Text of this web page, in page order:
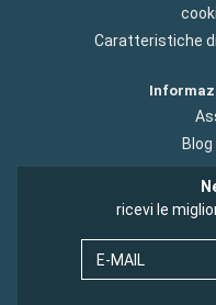
Caratteristiche
ricevi le
E-MAIL